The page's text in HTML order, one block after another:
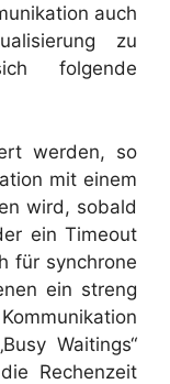
auch
zu
folgende
werden, so
mit einem
wird, sobald
ein Timeout
für synchrone
ein streng
Waitings“
Rechenzeit